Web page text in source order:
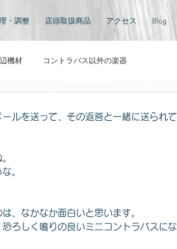
・調整 店頭取扱商品 アクセス Blog
機材 コントラバス以外の楽器
ルを送って、その返答と一緒に送られて
。
、なかなか面白いと思います。
ろしく鳴りの良いミニコントラバスにな